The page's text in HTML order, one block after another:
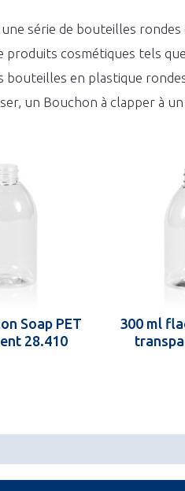
une série de bouteilles
produits cosmétiques tels
bouteilles en plastique
un Bouchon à clapper à
Soap PET
28.410
300 ml